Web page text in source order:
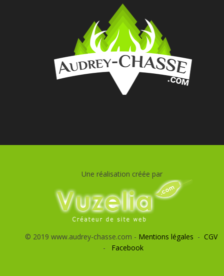
Une réalisation créée par
© 2019 www.audrey-chasse.com - Mentions légales - CGV
- Facebook